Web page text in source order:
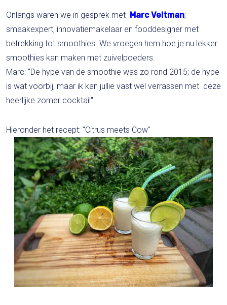
Onlangs waren we in gesprek met MarcVeltman;
smaakexpert, innovatiemakelaar en fooddesigner met
betrekking tot smoothies. We vroegen hem hoe je nu lekker
smoothies kan maken met zuivelpoeders.
Marc: "De hype van de smoothie was zo rond 2015; de hype
is wat voorbij, maar ik kan jullie vast wel verrassen met deze
heerlijke zomer cocktail".
Hieronder het recept: "Citrus meets Cow"